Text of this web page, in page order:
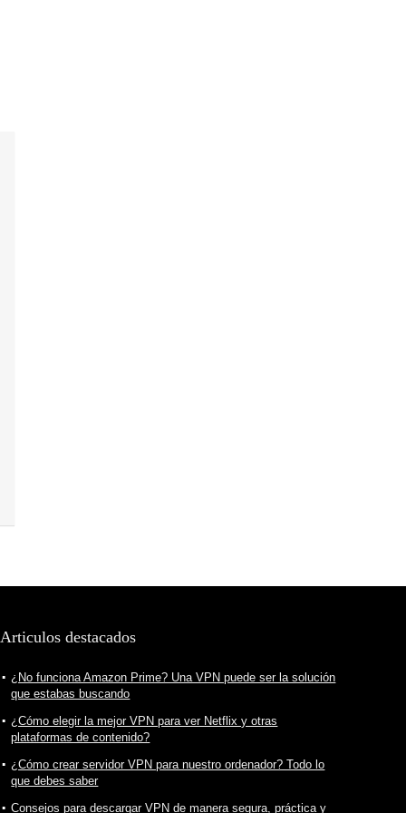
Articulos destacados
¿No funciona Amazon Prime? Una VPN puede ser la solución
que estabas buscando
¿Cómo elegir la mejor VPN para ver Netflix y otras
plataformas de contenido?
¿Cómo crear servidor VPN para nuestro ordenador? Todo lo
que debes saber
Consejos para descargar VPN de manera segura, práctica y